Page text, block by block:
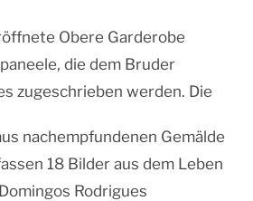
Obere Garderobe
die dem Bruder
zugeschrieben werden. Die
nachempfundenen Gemälde
18 Bilder aus dem Leben
Rodrigues